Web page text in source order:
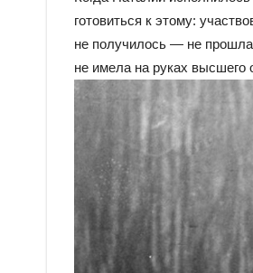
готовиться к этому:
не получилось — не
не имела на руках высшего